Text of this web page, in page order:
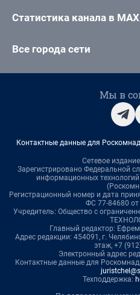
Статистика канала в MAX
Все города сети
Мы в
Контактные данные для
Сетевое
Зарегистрировано Федеральной
информационных
Регистрационный номер и дата
ФС 77-84680 от
Учредитель: Общество с
Главный редактор:
Адрес редакции: 454091, г.
этаж, +7
Электронный адрес
Контактные данные для
Техподдержка: